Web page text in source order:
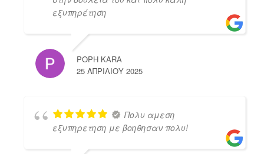
εξυπηρέτηση
POPH KARA
25 ΑΠΡΙΛΊΟΥ 2025
Πολυ αμεση
εξυπηρετηση με βοηθησαν πολυ!